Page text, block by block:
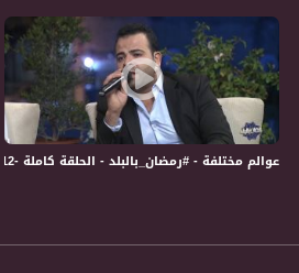
٧٠ عام
عوالم مختلفة - #رمضان_بالبلد - الحلقة كاملة -12-6-2016 - قناة مساواة الفضائية
الحصيلة النشطة،اخبارمساواة،26.08.20.مساواة